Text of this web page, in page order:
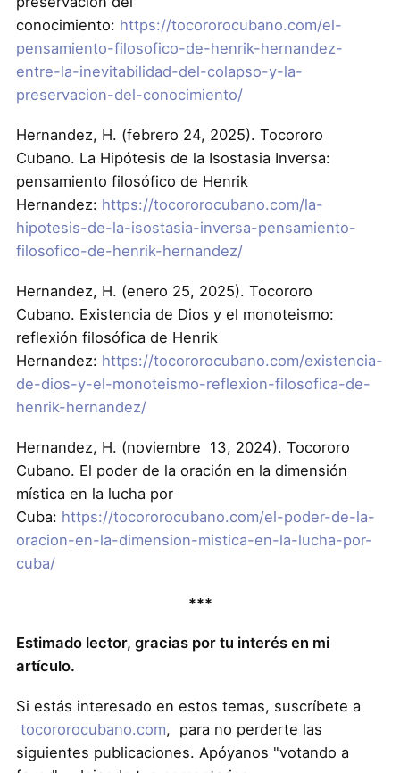
conocimiento: https://tocororocubano.com/el-
pensamiento-filosofico-de-henrik-hernandez-
entre-la-inevitabilidad-del-colapso-y-la-
preservacion-del-conocimiento/
Hernandez, H. (febrero 24, 2025). Tocororo
Cubano. La Hipótesis de la Isostasia Inversa:
pensamiento filosófico de Henrik
Hernandez: https://tocororocubano.com/la-
hipotesis-de-la-isostasia-inversa-pensamiento-
filosofico-de-henrik-hernandez/
Hernandez, H. (enero 25, 2025). Tocororo
Cubano. Existencia de Dios y el monoteismo:
reflexión filosófica de Henrik
Hernandez: https://tocororocubano.com/existencia-
de-dios-y-el-monoteismo-reflexion-filosofica-de-
henrik-hernandez/
Hernandez, H. (noviembre 13, 2024). Tocororo
Cubano. El poder de la oración en la dimensión
mística en la lucha por
Cuba: https://tocororocubano.com/el-poder-de-la-
oracion-en-la-dimension-mistica-en-la-lucha-por-
cuba/
***
Estimado lector, gracias por tu interés en mi
artículo.
Si estás interesado en estos temas, suscríbete a
tocororocubano.com, para no perderte las
siguientes publicaciones. Apóyanos "votando a